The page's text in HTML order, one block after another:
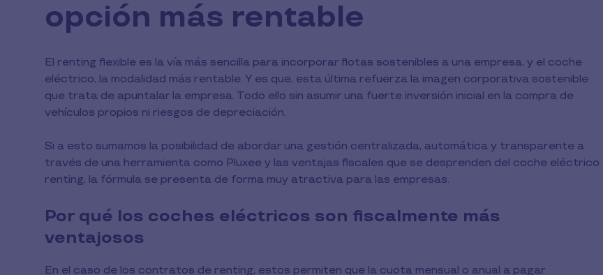
opción más rentable
El renting flexible es la vía más sencilla para incorporar flotas sostenibles a una empresa, y el coche
eléctrico, la modalidad más rentable. Y es que, esta última refuerza la imagen corporativa sostenible
que trata de apuntalar la empresa. Todo ello sin asumir una fuerte inversión inicial en la compra de
vehículos propios ni riesgos de depreciación.
Si a esto sumamos la posibilidad de abordar una gestión centralizada, automática y transparente a
través de una herramienta como Pluxee y las ventajas fiscales que se desprenden del coche eléctrico
renting, la fórmula se presenta de forma muy atractiva para las empresas.
Por qué los coches eléctricos son fiscalmente más
ventajosos
En el caso de los contratos de renting, estos permiten que la cuota mensual o anual a pagar